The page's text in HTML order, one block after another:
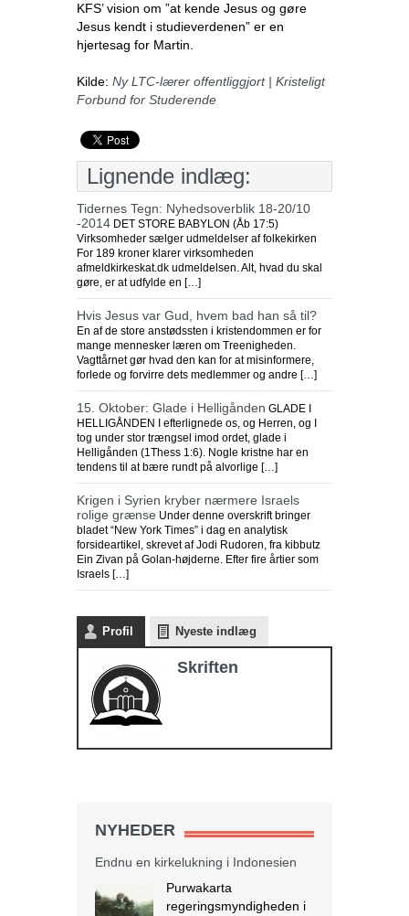
KFS’ vision om ”at kende Jesus og gøre
Jesus kendt i studieverdenen” er en
hjertesag for Martin.
Kilde: Ny LTC-lærer offentliggjort | Kristeligt
Forbund for Studerende
Lignende indlæg:
Tidernes Tegn: Nyhedsoverblik 18-20/10
-2014 DET STORE BABYLON (Åb 17:5)
Virksomheder sælger udmeldelser af folkekirken
For 189 kroner klarer virksomheden
afmeldkirkeskat.dk udmeldelsen. Alt, hvad du skal
gøre, er at udfylde en […]
Hvis Jesus var Gud, hvem bad han så til?
En af de store anstødssten i kristendommen er for
mange mennesker læren om Treenigheden.
Vagttårnet gør hvad den kan for at misinformere,
forlede og forvirre dets medlemmer og andre […]
15. Oktober: Glade i Helligånden GLADE I
HELLIGÅNDEN I efterlignede os, og Herren, og I
tog under stor trængsel imod ordet, glade i
Helligånden (1Thess 1:6). Nogle kristne har en
tendens til at bære rundt på alvorlige […]
Krigen i Syrien kryber nærmere Israels
rolige grænse Under denne overskrift bringer
bladet “New York Times” i dag en analytisk
forsideartikel, skrevet af Jodi Rudoren, fra kibbutz
Ein Zivan på Golan-højderne. Efter fire årtier som
Israels […]
Profil Nyeste indlæg
Skriften
NYHEDER
Endnu en kirkelukning i Indonesien
Purwakarta
regeringsmyndigheden i